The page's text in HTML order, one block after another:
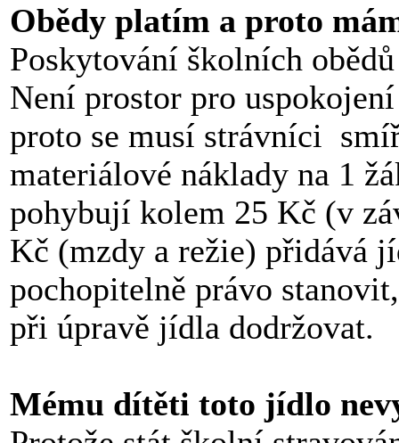
Obědy platím a proto
Poskytování školních
Není prostor pro
proto se musí strávníci
materiálové náklady na 1
pohybují kolem 25 Kč (v
Kč (mzdy a režie) přidává
pochopitelně právo
při úpravě jídla dodržovat.
Mému dítěti toto jídlo